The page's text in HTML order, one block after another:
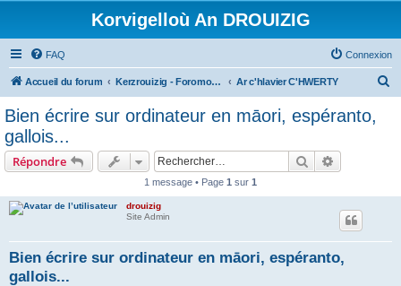
Korvigelloù An DROUIZIG
FAQ Connexion
Accueil du forum Kerzrouizig - Foromoù An Drouizig Ar c'hlavier C'HWERTY
Bien écrire sur ordinateur en māori, espéranto,
gallois...
Répondre Rechercher
1 message • Page 1 sur 1
drouizig
Site Admin
Bien écrire sur ordinateur en māori, espéranto,
gallois...